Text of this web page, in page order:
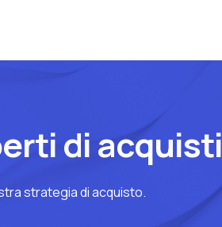
di acquisti
strategia di acquisto.